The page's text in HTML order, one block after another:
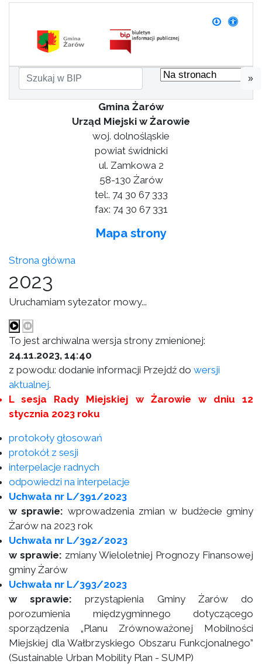
»
Gmina Żarów
Urząd Miejski w Żarowie
woj. dolnośląskie
powiat świdnicki
ul. Zamkowa 2
58-130 Żarów
tel:. 74 30 67 333
fax: 74 30 67 331
Mapa strony
Strona główna
2023
Uruchamiam sytezator mowy...
To jest archiwalna wersja strony zmienionej:
24.11.2023, 14:40
z powodu: dodanie informacji Przejdź do wersji
aktualnej.
L sesja Rady Miejskiej w Żarowie w dniu 12
stycznia 2023 roku
protokoły głosowań
protokół z sesji
interpelacje radnych
odpowiedzi na interpelacje
Uchwała nr L/391/2023
w sprawie: wprowadzenia zmian w budżecie gminy
Żarów na 2023 rok
Uchwała nr L/392/2023
w sprawie: zmiany Wieloletniej Prognozy Finansowej
gminy Żarów
Uchwała nr L/393/2023
w sprawie:przystąpienia Gminy Żarów do
porozumienia międzygminnego dotyczącego
sporządzenia „Planu Zrównoważonej Mobilności
Miejskiej dla Wałbrzyskiego Obszaru Funkcjonalnego”
(Sustainable Urban Mobility Plan - SUMP)